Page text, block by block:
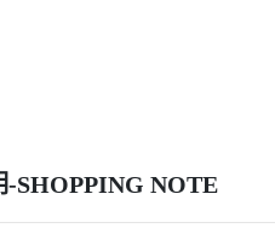
-SHOPPING NOTE